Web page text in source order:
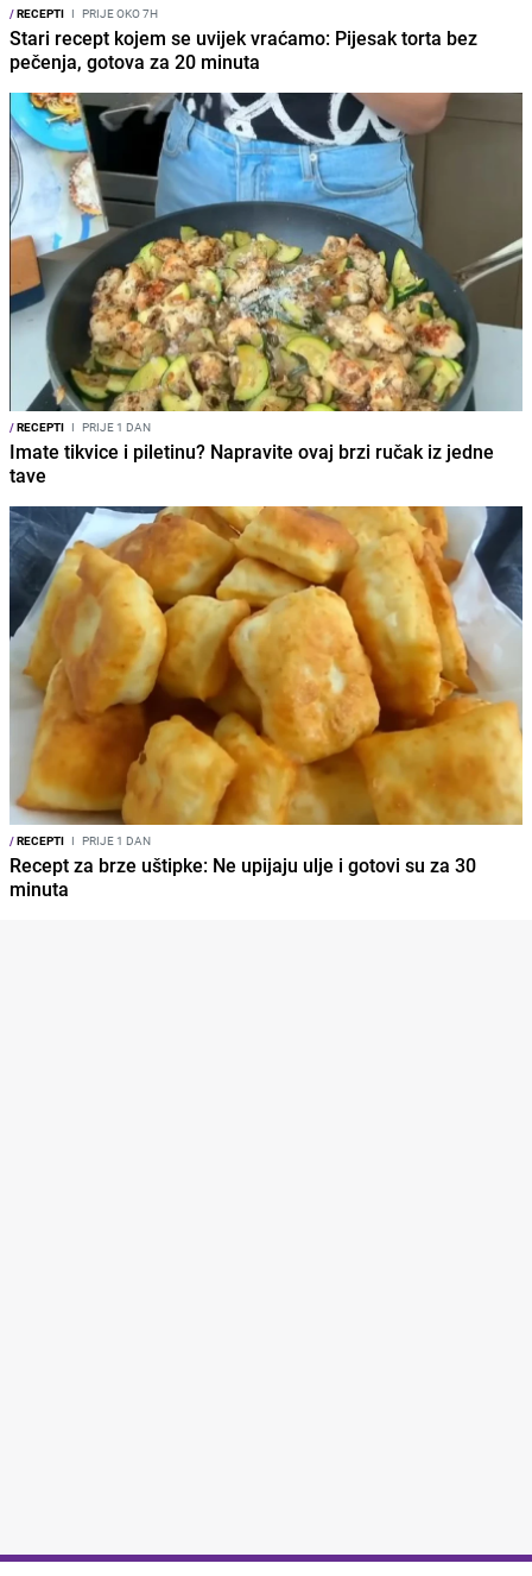
/RECEPTI I PRIJE OKO 7H
Stari recept kojem se uvijek vraćamo: Pijesak torta bez
pečenja, gotova za 20 minuta
/RECEPTI I PRIJE 1 DAN
Imate tikvice i piletinu? Napravite ovaj brzi ručak iz jedne
tave
/RECEPTI I PRIJE 1 DAN
Recept za brze uštipke: Ne upijaju ulje i gotovi su za 30
minuta